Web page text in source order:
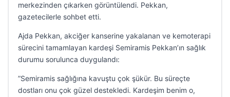
merkezinden çıkarken görüntülendi. Pekkan,
gazetecilerle sohbet etti.
Ajda Pekkan, akciğer kanserine yakalanan ve kemoterapi
sürecini tamamlayan kardeşi Semiramis Pekkan’ın sağlık
durumu sorulunca duygulandı:
”Semiramis sağlığına kavuştu çok şükür. Bu süreçte
dostları onu çok güzel destekledi. Kardeşim benim o,